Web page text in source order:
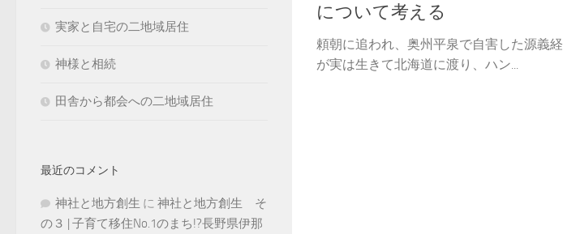
について考える
頼朝に追われ、奥州平泉で自害した源義経
が実は生きて北海道に渡り、ハン...
実家と自宅の二地域居住
神様と相続
田舎から都会への二地域居住
最近のコメント
神社と地方創生 に 神社と地方創生 そ
の３ | 子育て移住No.1のまち!?長野県伊那